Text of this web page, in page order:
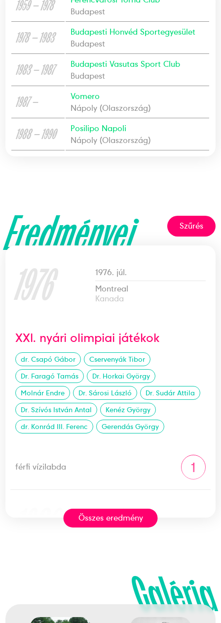
1959 — 1978
Budapest
1978 — 1983
Budapesti Honvéd Sportegyesület
Budapest
1983 — 1987
Budapesti Vasutas Sport Club
Budapest
1987 —
Vomero
Nápoly (Olaszország)
1988 — 1990
Posilipo Napoli
Nápoly (Olaszország)
Eredményei Szűrés
1976
1976. júl.
Montreal
Kanada
XXI. nyári olimpiai játékok
dr. Csapó Gábor
Cservenyák Tibor
Dr. Faragó Tamás
Dr. Horkai György
Molnár Endre
Dr. Sárosi László
Dr. Sudár Attila
Dr. Szívós István Antal
Kenéz György
dr. Konrád III. Ferenc
Gerendás György
férfi vízilabda 1
1980. júl.
Moszkva
XXII. nyári olimpiai játékok
Dr. Faragó Tamás
Hauszler Károly
Dr. Horkai György
Összes eredmény
Galéria